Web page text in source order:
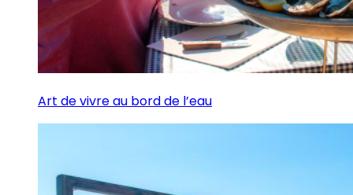
Art de vivre au bord de l’eau